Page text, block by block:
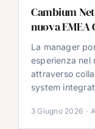
Cambium
nuova
La manager
esperienza nel
attraverso
system
3 Giugno 2026 ·